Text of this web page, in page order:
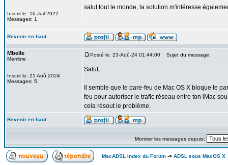
Inscrit le: 16 Juil 2022
Messages: 1
salut tout le monde, la solution m'intéresse
Revenir en haut
Mbelle
Membre
Inscrit le: 21 Aoû 2024
Messages: 5
Posté le: 23-Aoû-24 01:44:00 Sujet du message:
Salut,
Il semble que le pare-feu de Mac OS X bloque le
feu pour autoriser le trafic réseau entre ton iMac
cela résout le problème.
Revenir en haut
Montrer les messages depuis:
MacADSL Index du Forum -> ADSL sous MacOS X